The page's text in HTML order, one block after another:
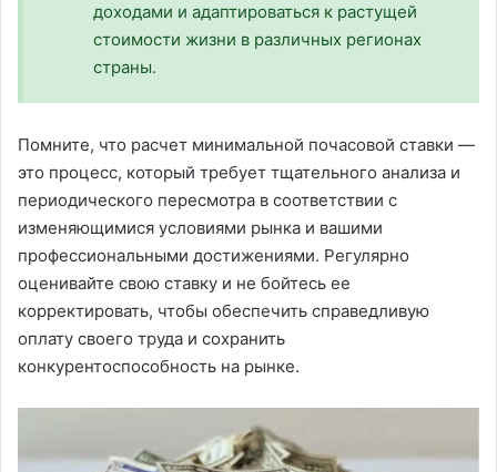
доходами и адаптироваться к растущей
стоимости жизни в различных регионах
страны.
Помните, что расчет минимальной почасовой ставки —
это процесс, который требует тщательного анализа и
периодического пересмотра в соответствии с
изменяющимися условиями рынка и вашими
профессиональными достижениями. Регулярно
оценивайте свою ставку и не бойтесь ее
корректировать, чтобы обеспечить справедливую
оплату своего труда и сохранить
конкурентоспособность на рынке.